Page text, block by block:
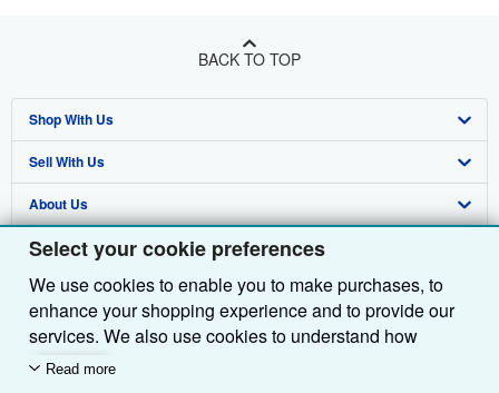
Select your cookie preferences
We use cookies to enable you to make purchases, to
enhance your shopping experience and to provide our
services. We also use cookies to understand how
customers use our services (for example, by measuring
Read more
BACK TO TOP
Shop With Us
Advanced Search
Browse Collections
My Account
My Orders
View Basket
Sell With Us
Start Selling
Join Our Affiliate Programme
Book Buyback
Refer a seller
About Us
About AbeBooks
Media
Careers
Privacy Policy
Find Help
Help
Customer Service
Other AbeBooks Companies
AbeBooks.com
AbeBooks.de
Follow AbeBooks